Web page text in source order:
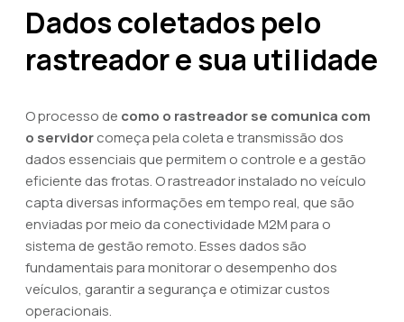
Dados coletados pelo
rastreador e sua utilidade
O processo de como o rastreador se comunica com
o servidorcomeça pela coleta e transmissão dos
dados essenciais que permitem o controle e a gestão
eficiente das frotas. O rastreador instalado no veículo
capta diversas informações em tempo real, que são
enviadas por meio da conectividade M2M para o
sistema de gestão remoto. Esses dados são
fundamentais para monitorar o desempenho dos
veículos, garantir a segurança e otimizar custos
operacionais.